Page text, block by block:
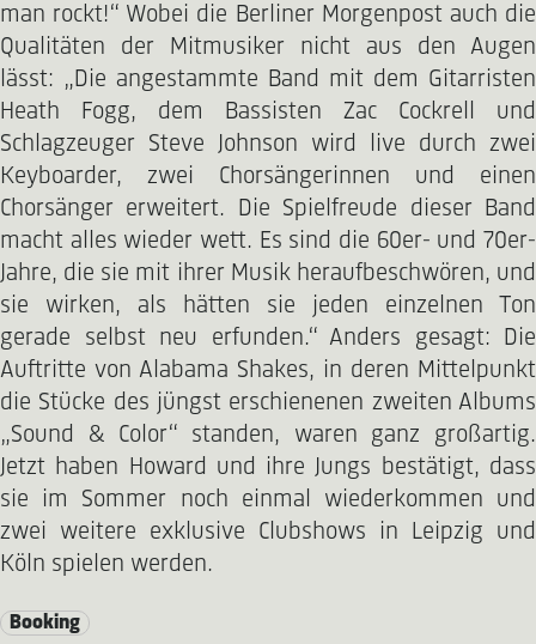
man rockt!“ Wobei die Berliner Morgenpost auch die
Qualitäten der Mitmusiker nicht aus den Augen
lässt: „Die angestammte Band mit dem Gitarristen
Heath Fogg, dem Bassisten Zac Cockrell und
Schlagzeuger Steve Johnson wird live durch zwei
Keyboarder, zwei Chorsängerinnen und einen
Chorsänger erweitert. Die Spielfreude dieser Band
macht alles wieder wett. Es sind die 60er- und 70er-
Jahre, die sie mit ihrer Musik heraufbeschwören, und
sie wirken, als hätten sie jeden einzelnen Ton
gerade selbst neu erfunden.“ Anders gesagt: Die
Auftritte von Alabama Shakes, in deren Mittelpunkt
die Stücke des jüngst erschienenen zweiten Albums
„Sound & Color“ standen, waren ganz großartig.
Jetzt haben Howard und ihre Jungs bestätigt, dass
sie im Sommer noch einmal wiederkommen und
zwei weitere exklusive Clubshows in Leipzig und
Köln spielen werden.
Booking